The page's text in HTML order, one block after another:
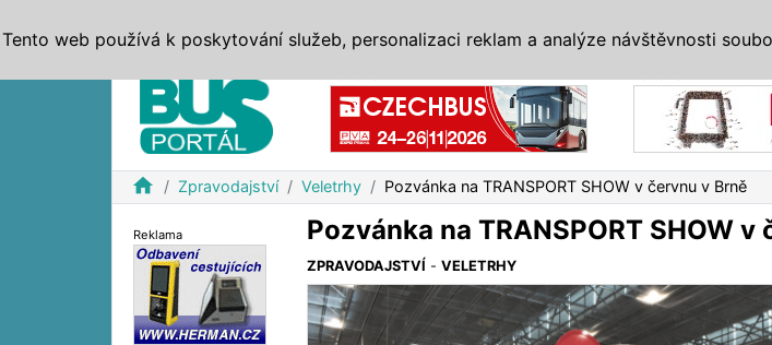
home Zpravodajství Veletrhy Pozvánka na TRANSPORT SHOW v červnu v Brně
Reklama Pozvánka na TRANSPORT SHOW v
ZPRAVODAJSTVÍ -VELETRHY
Tento web používá k poskytování služeb, personalizaci reklam a analýze návštěvnosti